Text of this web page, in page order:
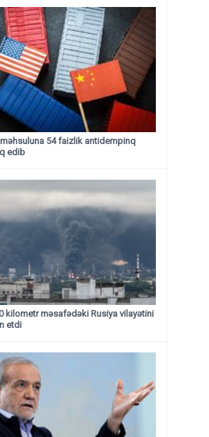
54 faizlik antidempinq
edib
kilometr məsafədəki Rusiya vilayətini
etdi